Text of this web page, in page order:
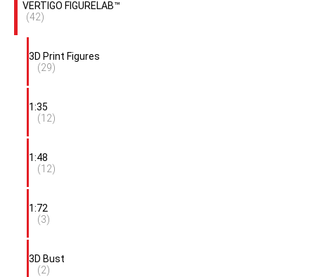
VERTIGO FIGURELAB™
(42)
3D Print Figures
(29)
1:35
(12)
1:48
(12)
1:72
(3)
3D Bust
(2)